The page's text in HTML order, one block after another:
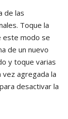
de las
Toque la
este modo se
de un nuevo
y toque varias
vez agregada la
para desactivar la